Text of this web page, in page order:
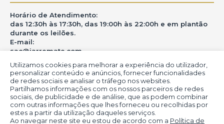
Utilizamos cookies para melhorar a experiência do utilizador,
personalizar conteúdo e anúncios, fornecer funcionalidades
de redes sociais e analisar o tráfego nos websites.
Partilhamos informações com os nossos parceiros de redes
sociais, de publicidade e de análise, que as podem combinar
com outras informações que lhes forneceu ou recolhidas por
estes a partir da utilização daqueles serviços.
Ao navegar neste site eu estou de acordo com a Política de
Horário de Atendimento:
das 12:30h às 17:30h, das 19:00h às 22:00h e em plantão
durante os leilões.
E-mail:
sac@iarremate.com
ONDE ESTAMOS
R. Heitor Modesto, 28 - Estação São Lourenço - MG
CEP: 37470-000